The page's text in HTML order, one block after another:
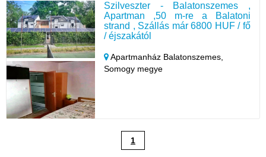
Szilveszter - Balatonszemes ,
Apartman ,50 m-re a Balatoni
strand , Szállás már 6800 HUF / fő
/ éjszakától
Apartmanház Balatonszemes,
Somogy megye
1